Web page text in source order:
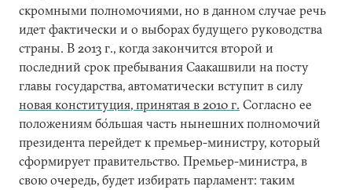
скромными полномочиями, но в данном случае речь
идет фактически и о выборах будущего руководства
страны. В 2013 г., когда закончится второй и
последний срок пребывания Саакашвили на посту
главы государства, автоматически вступит в силу
новая конституция, принятая в 2010 г. Согласно ее
положениям бо́льшая часть нынешних полномочий
президента перейдет к премьер-министру, который
сформирует правительство. Премьер-министра, в
свою очередь, будет избирать парламент: таким